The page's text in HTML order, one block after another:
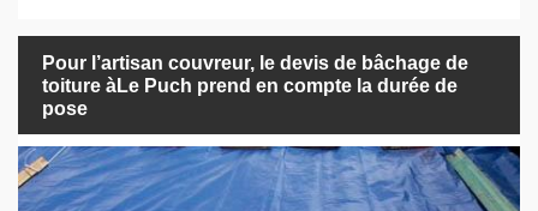
Pour l’artisan couvreur, le devis de bâchage de
toiture àLe Puch prend en compte la durée de
pose